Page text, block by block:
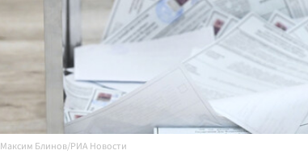
Максим Блинов/РИА Новости